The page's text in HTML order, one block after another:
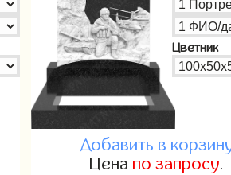
Цветник
Добавить в
Цена по запросу.